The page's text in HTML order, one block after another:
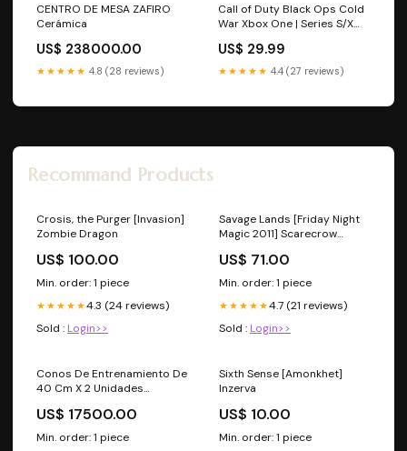
CENTRO DE MESA ZAFIRO
Cerámica
US$ 238000.00
★★★★★ 4.8 (28 reviews)
Call of Duty Black Ops Cold
War Xbox One | Series S/X
US$ 29.99
★★★★★ 4.4 (27 reviews)
Recommand Products
Crosis, the Purger [Invasion]
Zombie Dragon
US$ 100.00
Min. order: 1 piece
★★★★★4.3 (24 reviews)
Sold : Login>>
Savage Lands [Friday Night
Magic 2011] Scarecrow
US$ 71.00
Min. order: 1 piece
★★★★★4.7 (21 reviews)
Sold : Login>>
Conos De Entrenamiento De
40 Cm X 2 Unidades
US$ 17500.00
Min. order: 1 piece
Sixth Sense [Amonkhet]
Inzerva
US$ 10.00
Min. order: 1 piece